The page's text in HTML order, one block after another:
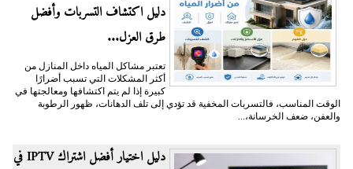
دليل اكتشاف التسربات وأفضل
طرق العزل...
تعتبر مشاكل المياه داخل المنازل من
أكثر المشكلات التي تسبب أضرارًا
كبيرة إذا لم يتم اكتشافها ومعالجتها في
الوقت المناسب، فالتسربات المخفية قد تؤدي إلى تلف الدهانات، ظهور الرطوبة
والعفن، ضعف الخرسانة،...
دليل اختيار أفضل اشتراك IPTV في